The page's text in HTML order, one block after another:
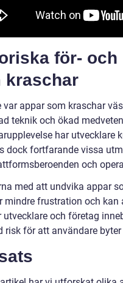
för- och
kraschar
var appar som kraschar
teknik och ökad
har utvecklare
dock fortfarande vissa
och
med att undvika appar
mindre frustration och
utvecklare och företag
risk för att användare